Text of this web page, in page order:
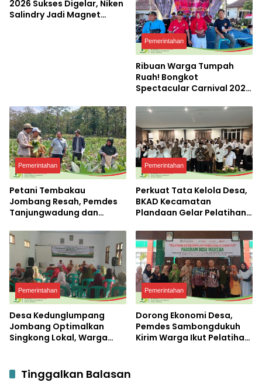
2026 Sukses Digelar, Niken
Salindry Jadi Magnet
Pemerintahan
Ribuan Warga Tumpah
Ruah! Bongkot
Spectacular Carnival 2026
Terbesar di Peterongan
Pemerintahan
Petani Tembakau
Jombang Resah, Pemdes
Tanjungwadung dan
Pemerintahan
Perkuat Tata Kelola Desa,
BKAD Kecamatan
Plandaan Gelar Pelatihan
Pemerintahan
Desa Kedunglumpang
Jombang Optimalkan
Singkong Lokal, Warga
Pemerintahan
Dorong Ekonomi Desa,
Pemdes Sambongdukuh
Kirim Warga Ikut Pelatihan
Tinggalkan Balasan